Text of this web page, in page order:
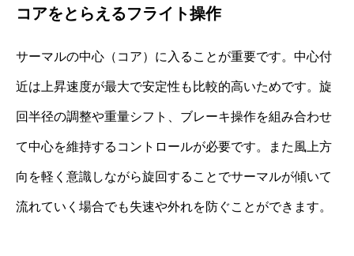
コアをとらえるフライト操作
サーマルの中心（コア）に入ることが重要です。中心付
近は上昇速度が最大で安定性も比較的高いためです。旋
回半径の調整や重量シフト、ブレーキ操作を組み合わせ
て中心を維持するコントロールが必要です。また風上方
向を軽く意識しながら旋回することでサーマルが傾いて
流れていく場合でも失速や外れを防ぐことができます。